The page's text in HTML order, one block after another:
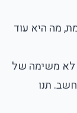
מה היא עוד
לא משימה של
תנו